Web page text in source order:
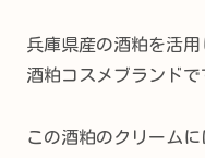
兵庫県産の酒粕を活
酒粕コスメブランドで
この酒粕のクリームに